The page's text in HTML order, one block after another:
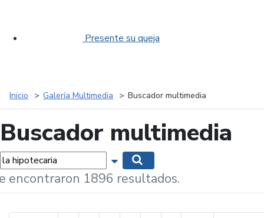
Presente su queja
Inicio Galería Multimedia Buscador multimedia
Buscador multimedia
Mostrar opciones de búsqueda
encontraron 1896 resultados.